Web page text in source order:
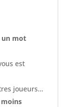
un mot
est
joueurs…